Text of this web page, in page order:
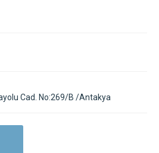
Cad. No:269/B /Antakya